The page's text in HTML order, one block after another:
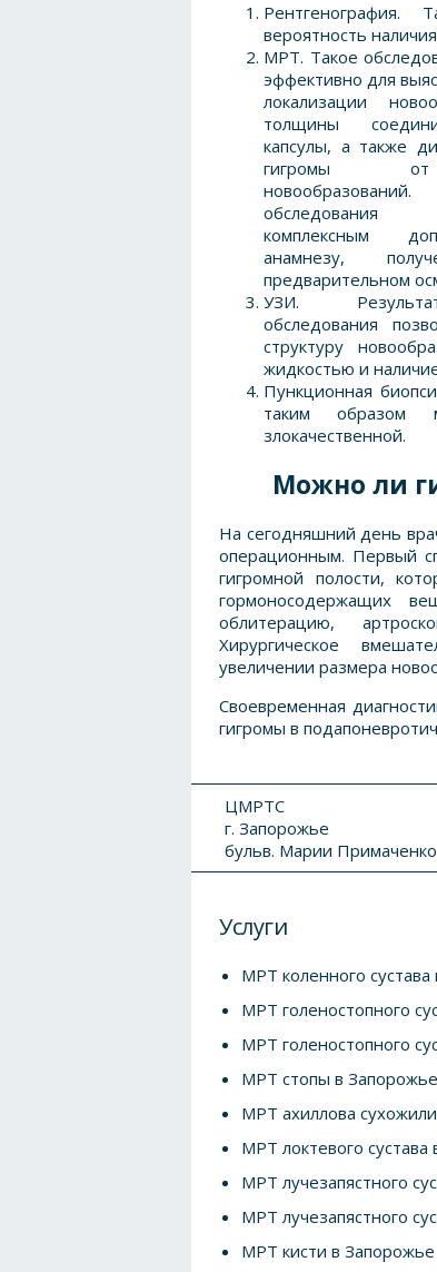
Рентгенография.
вероятность
МРТ. Такое
эффективно для
локализации
толщины
капсулы, а также
гигромы
комплексным
анамнезу,
предварительном
УЗИ.
обследования
структуру
жидкостью и
Пункционная
таким образом
злокачественной.
Можно ли
На сегодняшний день
операционным. Первый
гигромной полости,
гормоносодержащих
облитерацию,
Хирургическое
увеличении размера
Своевременная
гигромы в
ЦМРТС
г. Запорожье
бульв. Марии
Услуги
МРТ коленного
МРТ голеностопного
МРТ голеностопного
МРТ стопы в Запорожье
МРТ ахиллова
МРТ локтевого
МРТ лучезапястного
МРТ лучезапястного
МРТ кисти в Запорожье